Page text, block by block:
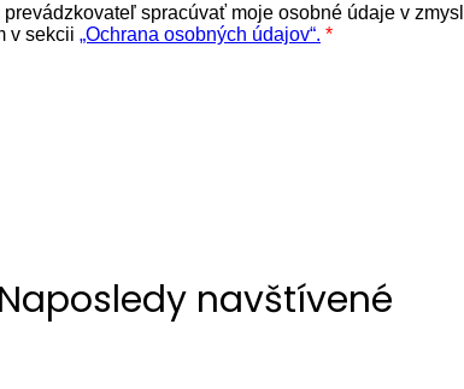
Naposledy navštívené